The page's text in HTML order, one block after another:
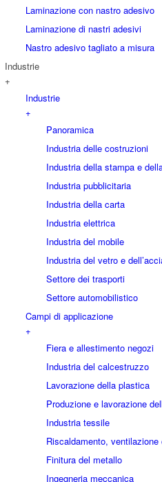
Laminazione con nastro adesivo
Laminazione di nastri adesivi
Nastro adesivo tagliato a misura
Industrie
+
Industrie
+
Panoramica
Industria delle costruzioni
Industria della stampa e
Industria pubblicitaria
Industria della carta
Industria elettrica
Industria del mobile
Industria del vetro e
Settore dei trasporti
Settore automobilistico
Campi di applicazione
+
Fiera e allestimento negozi
Industria del calcestruzzo
Lavorazione della plastica
Produzione e lavorazione
Industria tessile
Riscaldamento,
Finitura del metallo
Ingegneria meccanica